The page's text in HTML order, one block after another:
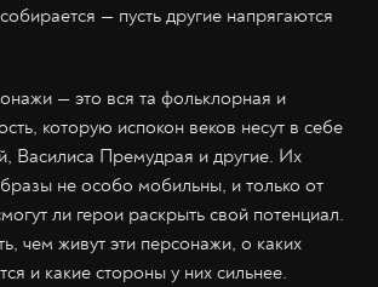
— пусть другие напрягаются
— это вся та фольклорная и
которую испокон веков несут в себе
Василиса Премудрая и другие. Их
не особо мобильны, и только от
ли герои раскрыть свой потенциал.
чем живут эти персонажи, о каких
и какие стороны у них сильнее.